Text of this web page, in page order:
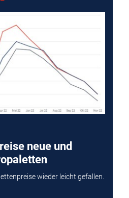
neue und
wieder leicht gefallen.